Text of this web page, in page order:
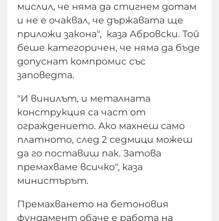
мислил, че няма да стигнем дотам
и не е очаквал, че държавата ще
приложи закона", каза Абровски. Той
беше категоричен, че няма да бъде
допуснат компромис със
заповедта.
"И винилът, и металната
конструкция са част от
ограждението. Ако махнеш само
платното, след 2 седмици можеш
да го поставиш пак. Затова
премахваме всичко", каза
министърът.
Премахването на бетоновия
фундамент обаче е работа на